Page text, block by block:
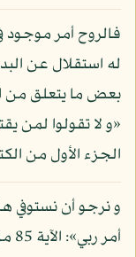
فالروح أمر موجود
له استقلال عن
بعض ما يتعلق من
الجزء الأول من
و نرجو أن نستوفي
أمر ربي»: الآية 85 من سورة إسراء إن شاء الله.